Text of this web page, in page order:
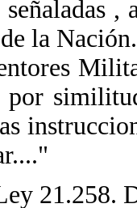
,
la Nación.
por
21.258.